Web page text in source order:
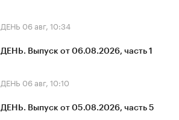
ДЕНЬ 06 авг, 10:34
ДЕНЬ. Выпуск от 06.08.2026, часть 1
ДЕНЬ 06 авг, 10:10
ДЕНЬ. Выпуск от 05.08.2026, часть 5